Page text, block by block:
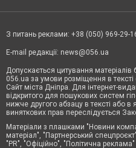
З питань реклами: +38 (050) 969-29-
E-mail редакції: news@056.ua
Допускається цитування
056.ua за умови розміщення в
Сайт міста Дніпра. Для інтернет-
відкритого для пошукових систем
нижче другого абзацу в тексті або
виняткових прав переслідується
Матеріали з плашками "Новини
матеріал", "Партнерський
"PR", "Офіційно", "Політична